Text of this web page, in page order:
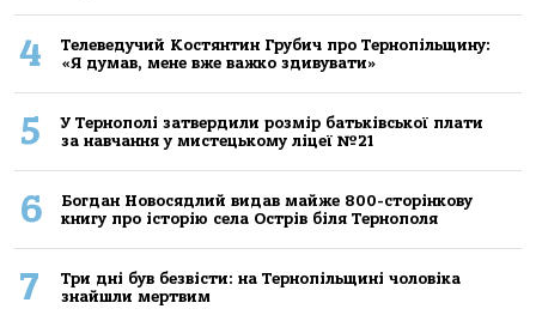
4
Телеведучий Костянтин Грубич про Тернопільщину:
«Я думав, мене вже важко здивувати»
5
У Тернополі затвердили розмір батьківської плати
за навчання у мистецькому ліцеї №21
6
Богдан Новосядлий видав майже 800-сторінкову
книгу про історію села Острів біля Тернополя
7
Три дні був безвісти: на Тернопільщині чоловіка
знайшли мертвим